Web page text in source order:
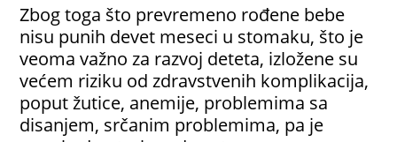
Zbog toga što prevremeno rođene bebe
nisu punih devet meseci u stomaku, što je
veoma važno za razvoj deteta, izložene su
većem riziku od zdravstvenih komplikacija,
poput žutice, anemije, problemima sa
disanjem, srčanim problemima, pa je